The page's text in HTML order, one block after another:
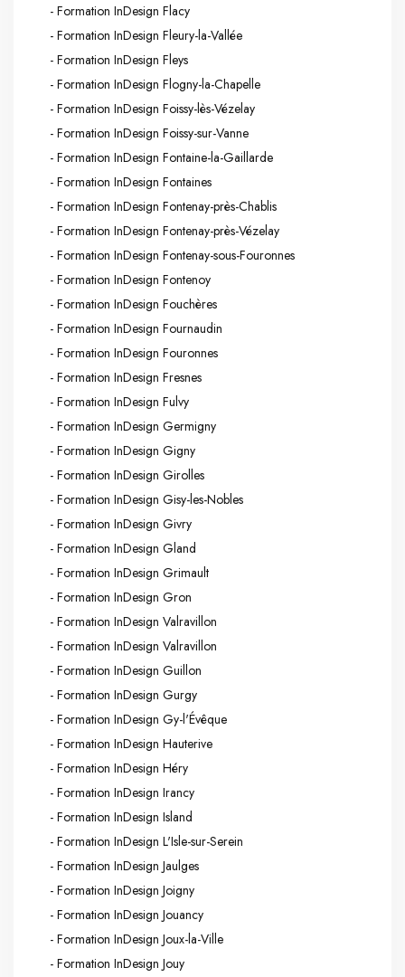
- Formation InDesign Flacy
- Formation InDesign Fleury-la-Vallée
- Formation InDesign Fleys
- Formation InDesign Flogny-la-Chapelle
- Formation InDesign Foissy-lès-Vézelay
- Formation InDesign Foissy-sur-Vanne
- Formation InDesign Fontaine-la-Gaillarde
- Formation InDesign Fontaines
- Formation InDesign Fontenay-près-Chablis
- Formation InDesign Fontenay-près-Vézelay
- Formation InDesign Fontenay-sous-Fouronnes
- Formation InDesign Fontenoy
- Formation InDesign Fouchères
- Formation InDesign Fournaudin
- Formation InDesign Fouronnes
- Formation InDesign Fresnes
- Formation InDesign Fulvy
- Formation InDesign Germigny
- Formation InDesign Gigny
- Formation InDesign Girolles
- Formation InDesign Gisy-les-Nobles
- Formation InDesign Givry
- Formation InDesign Gland
- Formation InDesign Grimault
- Formation InDesign Gron
- Formation InDesign Valravillon
- Formation InDesign Valravillon
- Formation InDesign Guillon
- Formation InDesign Gurgy
- Formation InDesign Gy-l'Évêque
- Formation InDesign Hauterive
- Formation InDesign Héry
- Formation InDesign Irancy
- Formation InDesign Island
- Formation InDesign L'Isle-sur-Serein
- Formation InDesign Jaulges
- Formation InDesign Joigny
- Formation InDesign Jouancy
- Formation InDesign Joux-la-Ville
- Formation InDesign Jouy